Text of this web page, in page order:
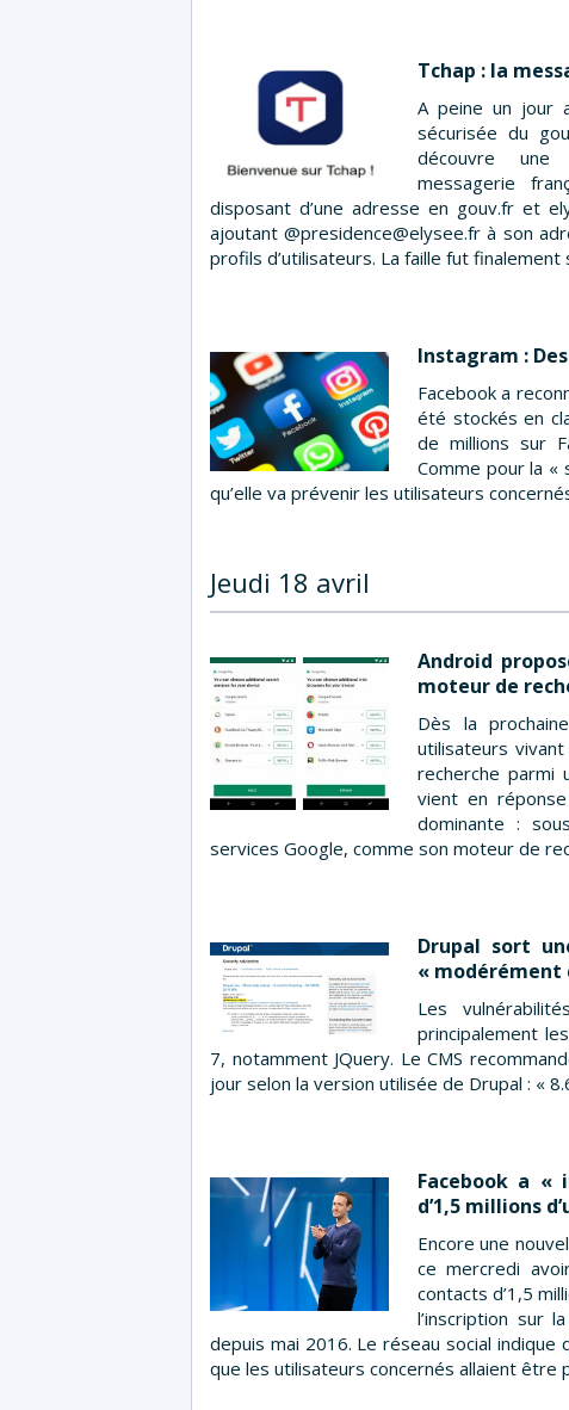
Tchap : la
A peine un jour
sécurisée du
découvre
messagerie
disposant d’une adresse en gouv.fr et
ajoutant @presidence@elysee.fr à son
profils d’utilisateurs. La faille fut
Instagram :
Facebook a
été stockés en
de millions sur
Comme pour la «
qu’elle va prévenir les utilisateurs
Jeudi 18 avril
Android
moteur de
Dès la
utilisateurs
recherche parmi
vient en
dominante :
services Google, comme son moteur de
Drupal sort
« modérément
Les
principalement
7, notamment JQuery. Le CMS
jour selon la version utilisée de Drupal : «
Facebook a «
d’1,5 millions
Encore une
ce mercredi
contacts d’1,5
l’inscription sur
depuis mai 2016. Le réseau social
que les utilisateurs concernés allaient être